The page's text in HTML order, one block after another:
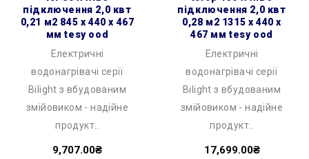
підключення 2,0 квт
0,21 м2 845 x 440 x 467
мм tesy ood
Електричні
водонагрівачі серії
Bilight з вбудованим
змійовиком - надійне
продукт..
9,707.00₴
підключення 2,0 квт
0,28 м2 1315 x 440 x
467 мм tesy ood
Електричні
водонагрівачі серії
Bilight з вбудованим
змійовиком - надійне
продукт..
17,699.00₴